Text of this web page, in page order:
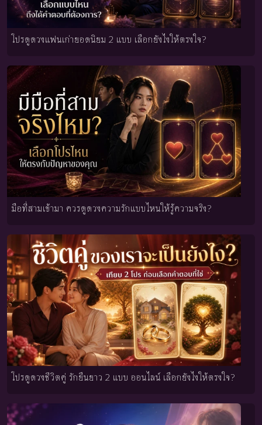
โปรดูดวงแฟนเก่ายอดนิยม 2 แบบ เลือกยังไงให้ตรงใจ?
มือที่สามเข้ามา ควรดูดวงความรักแบบไหนให้รู้ความจริง?
โปรดูดวงชีวิตคู่ รักยืนยาว 2 แบบ ออนไลน์ เลือกยังไงให้ตรงใจ?